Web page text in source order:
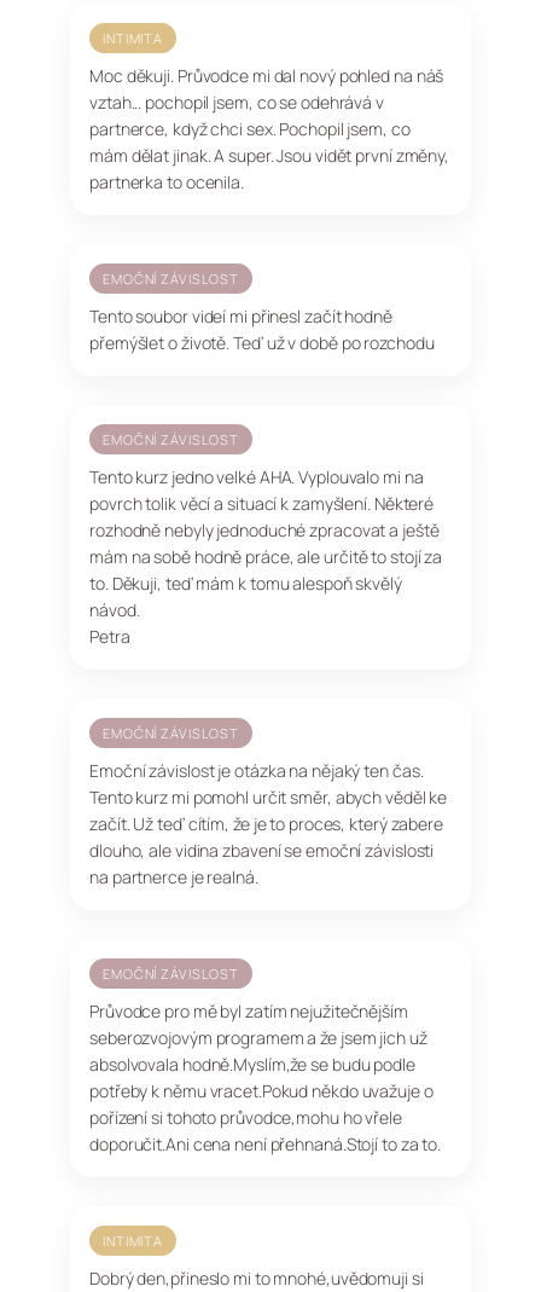
INTIMITA
Moc děkuji. Průvodce mi dal nový pohled na náš
vztah... pochopil jsem, co se odehrává v
partnerce, když chci sex. Pochopil jsem, co
mám dělat jinak. A super. Jsou vidět první změny,
partnerka to ocenila.
EMOČNÍ ZÁVISLOST
Tento soubor videí mi přinesl začít hodně
přemýšlet o životě. Teď už v době po rozchodu
EMOČNÍ ZÁVISLOST
Tento kurz jedno velké AHA. Vyplouvalo mi na
povrch tolik věcí a situací k zamyšlení. Některé
rozhodně nebyly jednoduché zpracovat a ještě
mám na sobě hodně práce, ale určitě to stojí za
to. Děkuji, teď mám k tomu alespoň skvělý
návod.
Petra
EMOČNÍ ZÁVISLOST
Emoční závislost je otázka na nějaký ten čas.
Tento kurz mi pomohl určit směr, abych věděl ke
začít. Už teď cítím, že je to proces, který zabere
dlouho, ale vidina zbavení se emoční závislosti
na partnerce je realná.
EMOČNÍ ZÁVISLOST
Průvodce pro mě byl zatím nejužitečnějším
seberozvojovým programem a že jsem jich už
absolvovala hodně.Myslím,že se budu podle
potřeby k němu vracet.Pokud někdo uvažuje o
pořízení si tohoto průvodce,mohu ho vřele
doporučit.Ani cena není přehnaná.Stojí to za to.
INTIMITA
Dobrý den,přineslo mi to mnohé,uvědomuji si